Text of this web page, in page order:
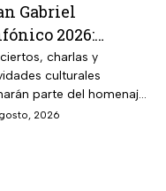
Gabriel
2026:
y dónde será
del Divo de
charlas y
culturales
parte del homenaje
el legado del
2026